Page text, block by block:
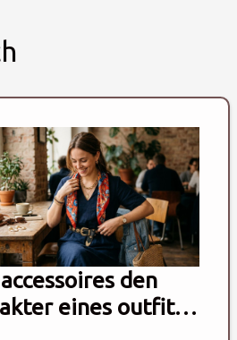
den
eines outfits